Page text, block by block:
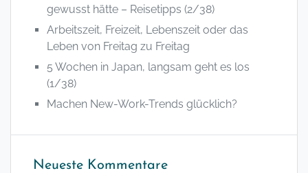
gewusst hätte – Reisetipps (2/38)
Arbeitszeit, Freizeit, Lebenszeit oder das
Leben von Freitag zu Freitag
5 Wochen in Japan, langsam geht es los
(1/38)
Machen New-Work-Trends glücklich?
Neueste Kommentare